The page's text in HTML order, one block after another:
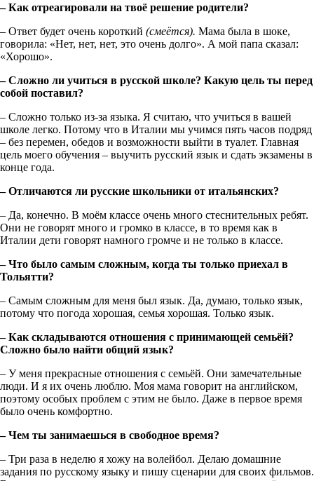
– Как отреагировали на твоё решение родители?
– Ответ будет очень короткий (смеётся). Мама была в шоке,
говорила: «Нет, нет, нет, это очень долго». А мой папа сказал:
«Хорошо».
– Сложно ли учиться в русской школе? Какую цель ты перед
собой поставил?
– Сложно только из-за языка. Я считаю, что учиться в вашей
школе легко. Потому что в Италии мы учимся пять часов подряд
– без перемен, обедов и возможности выйти в туалет. Главная
цель моего обучения – выучить русский язык и сдать экзамены в
конце года.
– Отличаются ли русские школьники от итальянских?
– Да, конечно. В моём классе очень много стеснительных ребят.
Они не говорят много и громко в классе, в то время как в
Италии дети говорят намного громче и не только в классе.
– Что было самым сложным, когда ты только приехал в
Тольятти?
– Самым сложным для меня был язык. Да, думаю, только язык,
потому что погода хорошая, семья хорошая. Только язык.
– Как складываются отношения с принимающей семьёй?
Сложно было найти общий язык?
– У меня прекрасные отношения с семьёй. Они замечательные
люди. И я их очень люблю. Моя мама говорит на английском,
поэтому особых проблем с этим не было. Даже в первое время
было очень комфортно.
– Чем ты занимаешься в свободное время?
– Три раза в неделю я хожу на волейбол. Делаю домашние
задания по русскому языку и пишу сценарии для своих фильмов.